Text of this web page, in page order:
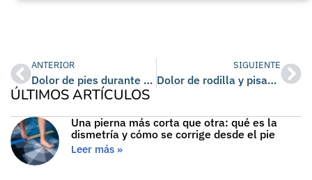
ANTERIOR
Dolor de pies durante el embarazo: causas, cómo aliviarlo y cuándo consultar
SIGUIENTE
Dolor de rodilla y pisada: cómo los pies afectan a tus rodilla
ÚLTIMOS ARTÍCULOS
Una pierna más corta que otra: qué es la
dismetría y cómo se corrige desde el pie
Leer más »